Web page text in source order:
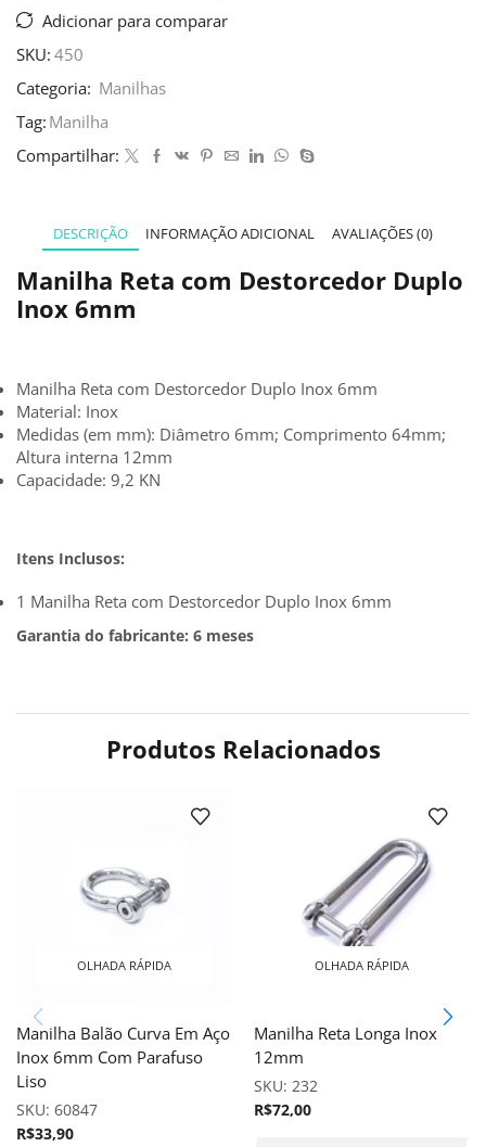
Adicionar para comparar
SKU: 450
Categoria: Manilhas
Tag: Manilha
Compartilhar:
DESCRIÇÃO INFORMAÇÃO ADICIONAL AVALIAÇÕES (0)
Manilha Reta com Destorcedor Duplo
Inox 6mm
Manilha Reta com Destorcedor Duplo Inox 6mm
Material: Inox
Medidas (em mm): Diâmetro 6mm; Comprimento 64mm;
Altura interna 12mm
Capacidade: 9,2 KN
Itens Inclusos:
1 Manilha Reta com Destorcedor Duplo Inox 6mm
Garantia do fabricante: 6 meses
Produtos Relacionados
OLHADA RÁPIDA
Manilha Balão Curva Em Aço
Inox 6mm Com Parafuso
Liso
SKU: 60847
R$33,90
OLHADA RÁPIDA
Manilha Reta Longa Inox
12mm
SKU: 232
R$72,00